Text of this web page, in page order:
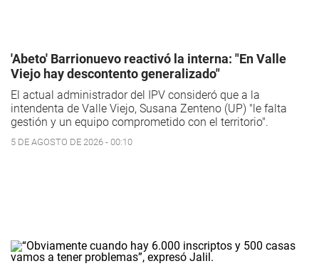
'Abeto' Barrionuevo reactivó la interna: "En Valle
Viejo hay descontento generalizado"
El actual administrador del IPV consideró que a la
intendenta de Valle Viejo, Susana Zenteno (UP) "le falta
gestión y un equipo comprometido con el territorio".
5 DE AGOSTO DE 2026 - 00:10